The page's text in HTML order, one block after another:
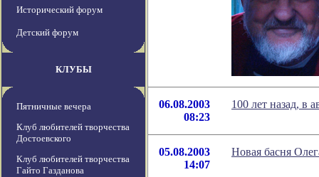
Исторический форум
Детский форум
КЛУБЫ
Пятничные вечера
Клуб любителей творчества
Достоевского
Клуб любителей творчества
Гайто Газданова
06.08.2003
08:23
100 лет назад, в
05.08.2003
14:07
Новая басня